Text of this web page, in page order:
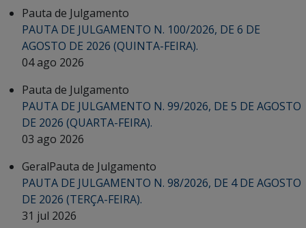
Pauta de Julgamento
PAUTA DE JULGAMENTO N. 100/2026, DE 6 DE
AGOSTO DE 2026 (QUINTA-FEIRA).
04 ago 2026
Pauta de Julgamento
PAUTA DE JULGAMENTO N. 99/2026, DE 5 DE AGOSTO
DE 2026 (QUARTA-FEIRA).
03 ago 2026
GeralPauta de Julgamento
PAUTA DE JULGAMENTO N. 98/2026, DE 4 DE AGOSTO
DE 2026 (TERÇA-FEIRA).
31 jul 2026